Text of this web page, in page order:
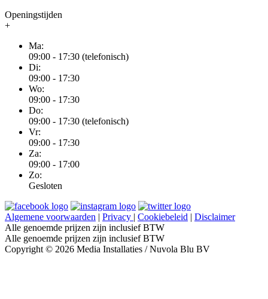
Openingstijden
+
Ma:
09:00 - 17:30 (telefonisch)
Di:
09:00 - 17:30
Wo:
09:00 - 17:30
Do:
09:00 - 17:30 (telefonisch)
Vr:
09:00 - 17:30
Za:
09:00 - 17:00
Zo:
Gesloten
Algemene voorwaarden | Privacy | Cookiebeleid | Disclaimer
Alle genoemde prijzen zijn inclusief BTW
Alle genoemde prijzen zijn inclusief BTW
Copyright © 2026 Media Installaties / Nuvola Blu BV